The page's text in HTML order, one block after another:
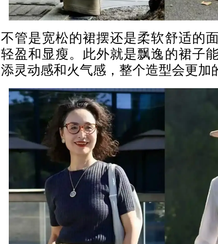
不管是宽松的裙摆还是柔软舒适的
轻盈和显瘦。此外就是飘逸的裙子
添灵动感和火气感，整个造型会更加